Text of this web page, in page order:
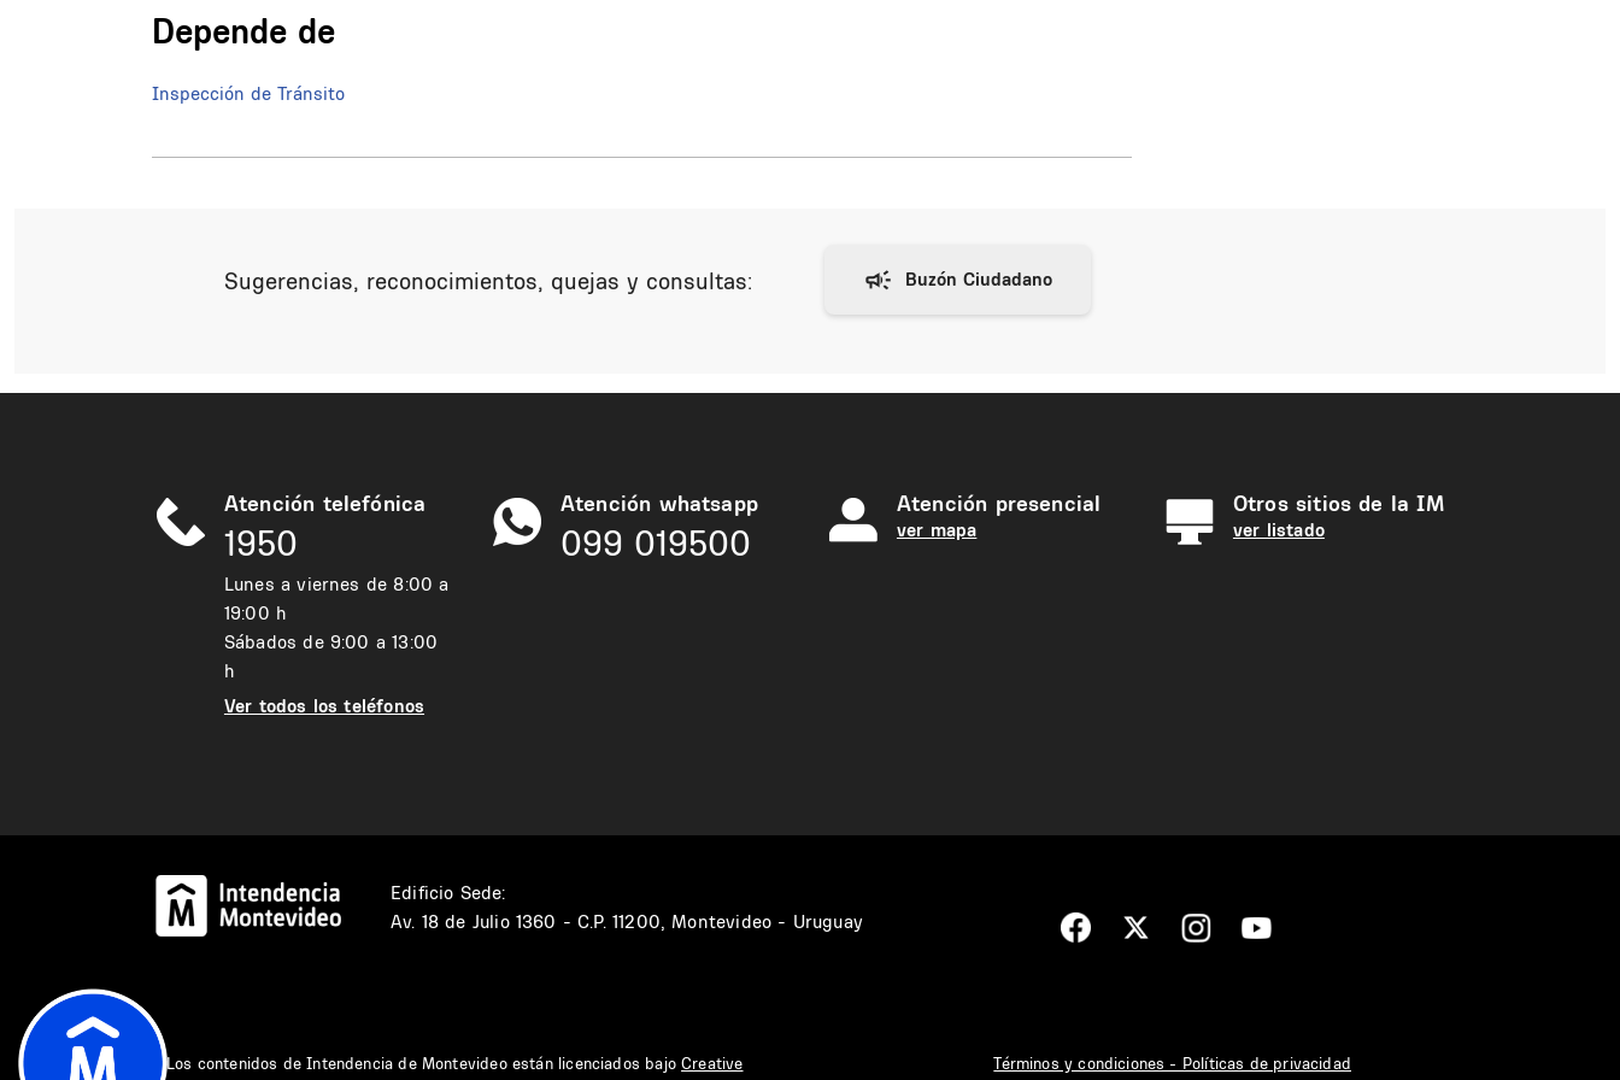
Depende de
Inspección de Tránsito
Sugerencias, reconocimientos, quejas y consultas:
Atención telefónica
1950
Lunes a viernes de 8:00 a
19:00 h
Sábados de 9:00 a 13:00
h
Ver todos los teléfonos
Atención whatsapp
099 019500
Atención presencial
ver mapa
Otros sitios de la IM
ver listado
Edificio Sede:
Av. 18 de Julio 1360 - C.P. 11200, Montevideo - Uruguay
Los contenidos de Intendencia de Montevideo están licenciados bajoCreative
Términos y condiciones - Políticas de privacidad